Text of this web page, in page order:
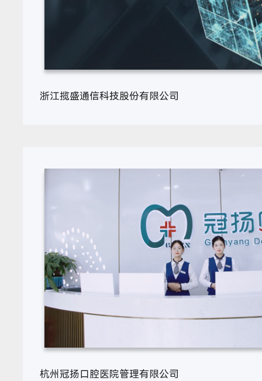
浙江揽盛通信科技股份有限公司
杭州冠扬口腔医院管理有限公司